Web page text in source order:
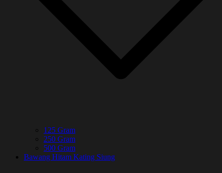
125 Gram
250 Gram
500 Gram
Bawang Hitam Kating Siung